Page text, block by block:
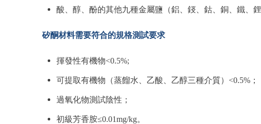
酸、醇、酚的其他九種金屬鹽（鋁、鋄、鈷、銅、鐵、
矽酮材料需要符合的規格測試要求
揮發性有機物<0.5%;
可提取有機物（蒸餾水、乙酸、乙醇三種介質）<0.5%；
過氧化物測試陰性；
初級芳香胺≤0.01mg/kg。